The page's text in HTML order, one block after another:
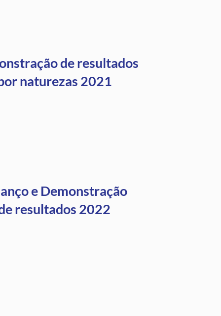
de resultados
naturezas 2021
e Demonstração
resultados 2022